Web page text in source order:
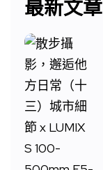
最新文章